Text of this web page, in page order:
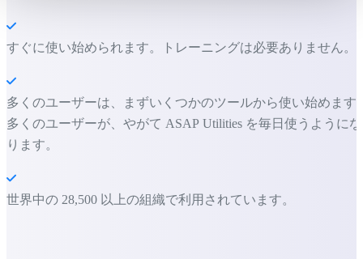
すぐに使い始められます。トレーニングは必要ありません。
多くのユーザーは、まずいくつかのツールから使い始めます
多くのユーザーが、やがて ASAP Utilities を毎日使うようにな
ります。
世界中の 28,500 以上の組織で利用されています。